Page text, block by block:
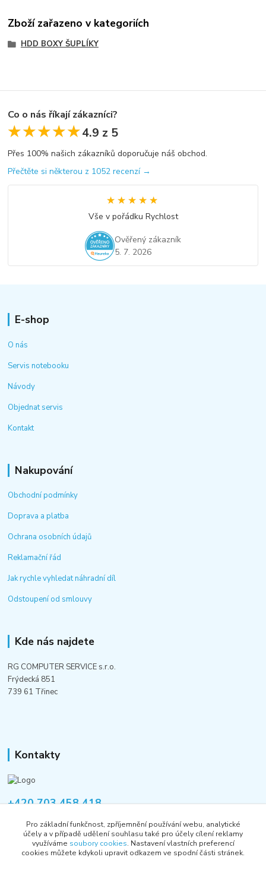
Zboží zařazeno v kategoriích
HDD BOXY ŠUPLÍKY
Co o nás říkají zákazníci?
★★★★★
★★★★★4.9 z 5
Přes 100% našich zákazníků doporučuje náš obchod.
Přečtěte si některou z 1052 recenzí →
★★★★★
★★★★★
Vše v pořádku Rychlost
Ověřený zákazník
5. 7. 2026
E-shop
O nás
Servis notebooku
Návody
Objednat servis
Kontakt
Nakupování
Obchodní podmínky
Doprava a platba
Ochrana osobních údajů
Reklamační řád
Jak rychle vyhledat náhradní díl
Odstoupení od smlouvy
Kde nás najdete
RG COMPUTER SERVICE s.r.o.
Frýdecká 851
739 61 Třinec
Kontakty
+420 703 458 418
informace@rgshop.cz
Pro základní funkčnost, zpříjemnění používání webu, analytické
účely a v případě udělení souhlasu také pro účely cílení reklamy
využíváme soubory cookies. Nastavení vlastních preferencí
cookies můžete kdykoli upravit odkazem ve spodní části stránek.